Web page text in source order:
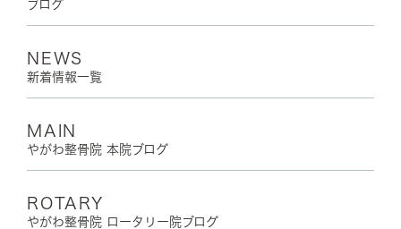
ブログ
NEWS
新着情報一覧
MAIN
やがわ整骨院 本院ブログ
ROTARY
やがわ整骨院 ロータリー院ブログ